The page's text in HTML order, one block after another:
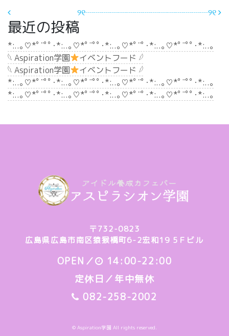
投稿ナビゲーション
୨୧┈┈┈┈┈┈┈┈┈┈┈┈┈┈┈୨୧
最近の投稿
*:..｡♡*ﾟ¨ﾟﾟ･*:..｡♡*ﾟ¨ﾟﾟ･*:..｡♡*ﾟ¨ﾟ･*:..｡♡*ﾟ¨ﾟﾟ･*:..｡
𓆩 Aspiration学園
イベントフード 𓆪
𓆩 Aspiration学園
イベントフード 𓆪
*:..｡♡*ﾟ¨ﾟﾟ･*:..｡♡*ﾟ¨ﾟﾟ･*:..｡♡*ﾟ¨ﾟ･*:..｡♡*ﾟ¨ﾟﾟ･*:..｡
*:..｡♡*ﾟ¨ﾟﾟ･*:..｡♡*ﾟ¨ﾟﾟ･*:..｡♡*ﾟ¨ﾟ･*:..｡♡*ﾟ¨ﾟﾟ･*:..｡
〒732-0823
広島県広島市南区猿猴橋町6-2宏和19 5Ｆビル
OPEN／
14:00-22:00
定休日／年中無休
082-258-2002
© Aspiration学園 All rights reserved.